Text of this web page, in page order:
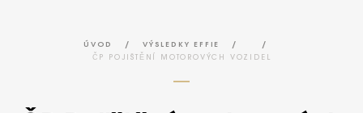
ÚVOD / VÝSLEDKY EFFIE / /
ČP POJIŠTĚNÍ MOTOROVÝCH VOZIDEL